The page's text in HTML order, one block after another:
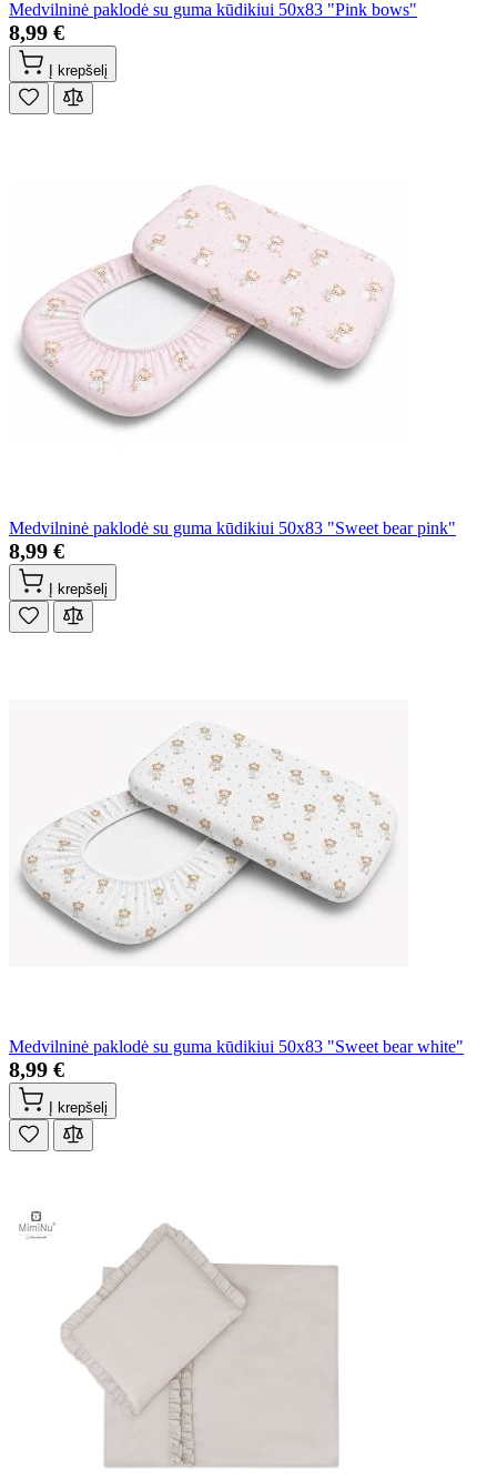
Medvilninė paklodė su guma kūdikiui 50x83 "Pink bows"
8,99 €
Į krepšelį
Medvilninė paklodė su guma kūdikiui 50x83 "Sweet bear pink"
8,99 €
Į krepšelį
Medvilninė paklodė su guma kūdikiui 50x83 "Sweet bear white"
8,99 €
Į krepšelį